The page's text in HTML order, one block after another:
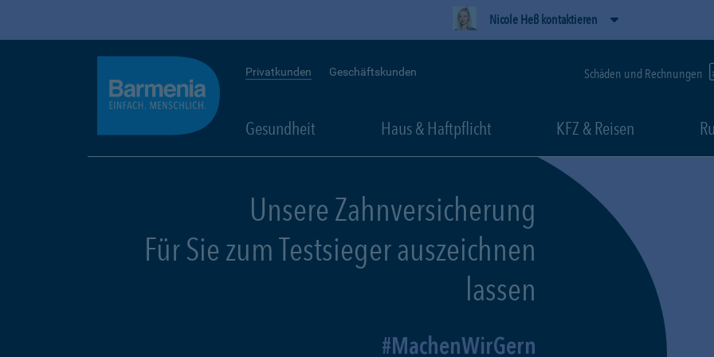
Nicole Heß kontaktieren
Privatkunden Geschäftskunden Schäden und Rechnungen
Gesundheit Haus & Haftpflicht KFZ & Reisen
Unsere Zahnversicherung
Für Sie zum Testsieger auszeichnen
lassen
MachenWirGern